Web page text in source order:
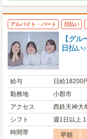
アルバイト・パート 日払い
【グ
日払い
給与
日給18200
勤務地
小郡市
アクセス
西鉄天神大
シフト
週1日以上
時間帯
早朝